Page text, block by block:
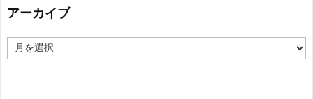
ー
アーカイブ
ー